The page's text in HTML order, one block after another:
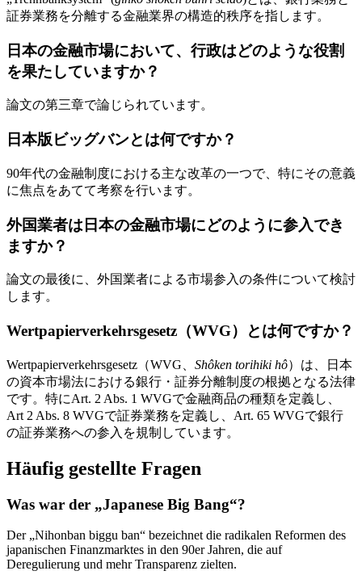
証券業務を分離する金融業界の構造的秩序を指します。
日本の金融市場において、行政はどのような役割
を果たしていますか？
論文の第三章で論じられています。
日本版ビッグバンとは何ですか？
90年代の金融制度における主な改革の一つで、特にその意義
に焦点をあてて考察を行います。
外国業者は日本の金融市場にどのように参入でき
ますか？
論文の最後に、外国業者による市場参入の条件について検討
します。
Wertpapierverkehrsgesetz（WVG）とは何ですか？
Wertpapierverkehrsgesetz（WVG、 Shôken torihiki hô）は、日本
の資本市場法における銀行・証券分離制度の根拠となる法律
です。特にArt. 2 Abs. 1 WVGで金融商品の種類を定義し、
Art 2 Abs. 8 WVGで証券業務を定義し、Art. 65 WVGで銀行
の証券業務への参入を規制しています。
Häufig gestellte Fragen
Was war der „Japanese Big Bang“?
Der „Nihonban biggu ban“ bezeichnet die radikalen Reformen des
japanischen Finanzmarktes in den 90er Jahren, die auf
Deregulierung und mehr Transparenz zielten.